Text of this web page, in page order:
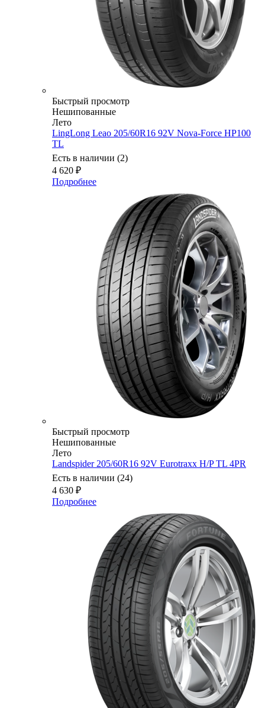
Быстрый просмотр
Нешипованные
Лето
LingLong Leao 205/60R16 92V Nova-Force HP100
TL
Есть в наличии (2)
4 620 ₽
Подробнее
Быстрый просмотр
Нешипованные
Лето
Landspider 205/60R16 92V Eurotraxx H/P TL 4PR
Есть в наличии (24)
4 630 ₽
Подробнее